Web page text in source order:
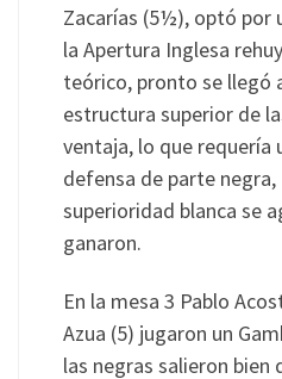
Zacarías (5½), optó por
la Apertura Inglesa
teórico, pronto se llegó
estructura superior de
ventaja, lo que requería
defensa de parte
superioridad blanca se
ganaron.
En la mesa 3 Pablo
Azua (5) jugaron un
las negras salieron